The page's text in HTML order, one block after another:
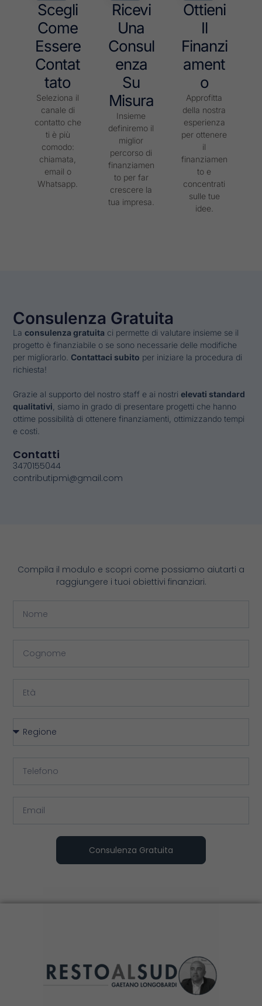
Scegli
Come
Essere
Contat
Tato
Seleziona il
canale di
contatto che
ti è più
comodo:
chiamata,
email o
Whatsapp.
Ricevi
Una
Consul
Enza
Su
Misura
Insieme
definiremo il
miglior
percorso di
finanziamen
to per far
crescere la
tua impresa.
Ottieni
Il
Finanzi
Ament
O
Approfitta
della nostra
esperienza
per ottenere
il
finanziamen
to e
concentrati
sulle tue
idee.
Consulenza Gratuita
Laconsulenza gratuita ci permette di valutare insieme se il
progetto è finanziabile o se sono necessarie delle modifiche
per migliorarlo.Contattaci subito per iniziare la procedura di
richiesta!
Grazie al supporto del nostro staff e ai nostrielevati standard
qualitativi, siamo in grado di presentare progetti che hanno
ottime possibilità di ottenere finanziamenti, ottimizzando tempi
e costi.
Contatti
3470155044
contributipmi@gmail.com
Compila il modulo e scopri come possiamo aiutarti a
raggiungere i tuoi obiettivi finanziari.
Consulenza Gratuita